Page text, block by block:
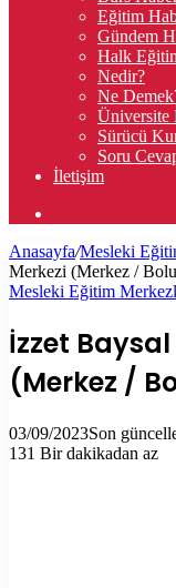
Eğitim
Gündem
Halk
Nedir?
Ne
Üniversite
Sürücü
Soru
İletişim
...
Anasayfa/Mesleki
Merkezi (Merkez /
Mesleki Eğitim
İzzet
(Merkez /
03/09/2023Son
131 Bir dakikadan az